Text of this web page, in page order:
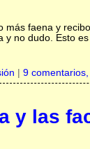
faena y
no dudo. Esto
| 9
y las